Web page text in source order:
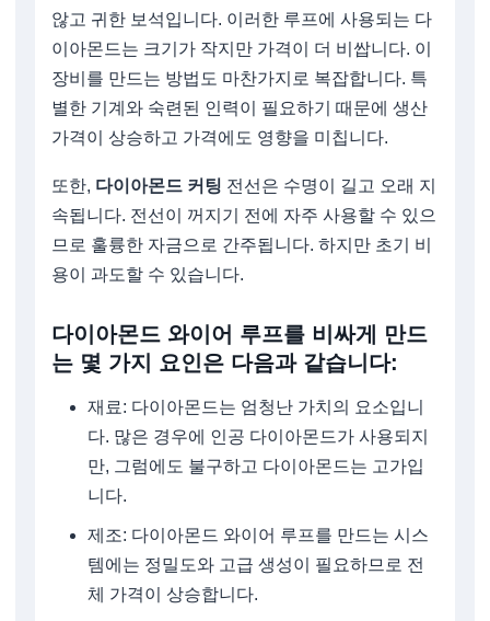
않고 귀한 보석입니다. 이러한 루프에 사용되는 다
이아몬드는 크기가 작지만 가격이 더 비쌉니다. 이
장비를 만드는 방법도 마찬가지로 복잡합니다. 특
별한 기계와 숙련된 인력이 필요하기 때문에 생산
가격이 상승하고 가격에도 영향을 미칩니다.
또한, 다이아몬드 커팅 전선은 수명이 길고 오래 지
속됩니다. 전선이 꺼지기 전에 자주 사용할 수 있으
므로 훌륭한 자금으로 간주됩니다. 하지만 초기 비
용이 과도할 수 있습니다.
다이아몬드 와이어 루프를 비싸게 만드
는 몇 가지 요인은 다음과 같습니다:
재료: 다이아몬드는 엄청난 가치의 요소입니
다. 많은 경우에 인공 다이아몬드가 사용되지
만, 그럼에도 불구하고 다이아몬드는 고가입
니다.
제조: 다이아몬드 와이어 루프를 만드는 시스
템에는 정밀도와 고급 생성이 필요하므로 전
체 가격이 상승합니다.